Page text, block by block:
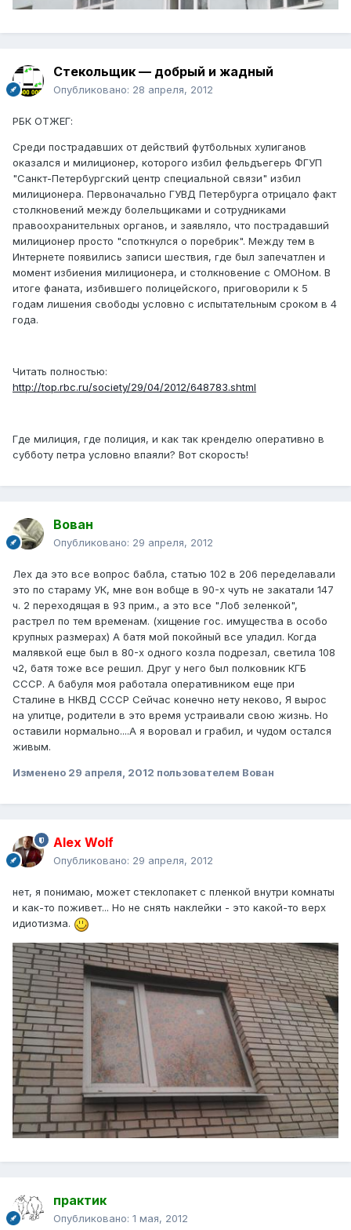
Стекольщик — добрый и жадный
Опубликовано: 28 апреля, 2012
РБК ОТЖЕГ:
Среди пострадавших от действий футбольных хулиганов
оказался и милиционер, которого избил фельдъегерь ФГУП
"Санкт-Петербургский центр специальной связи" избил
милиционера. Первоначально ГУВД Петербурга отрицало факт
столкновений между болельщиками и сотрудниками
правоохранительных органов, и заявляло, что пострадавший
милиционер просто "споткнулся о поребрик". Между тем в
Интернете появились записи шествия, где был запечатлен и
момент избиения милиционера, и столкновение с ОМОНом. В
итоге фаната, избившего полицейского, приговорили к 5
годам лишения свободы условно с испытательным сроком в 4
года.
Читать полностью:
http://top.rbc.ru/society/29/04/2012/648783.shtml
Где милиция, где полиция, и как так кренделю оперативно в
субботу петра условно впаяли? Вот скорость!
Вован
Опубликовано: 29 апреля, 2012
Лех да это все вопрос бабла, статью 102 в 206 переделавали
это по стараму УК, мне вон вобще в 90-х чуть не закатали 147
ч. 2 переходящая в 93 прим., а это все "Лоб зеленкой",
растрел по тем временам. (хищение гос. имущества в особо
крупных размерах) А батя мой покойный все уладил. Когда
малявкой еще был в 80-х одного козла подрезал, светила 108
ч2, батя тоже все решил. Друг у него был полковник КГБ
СССР. А бабуля моя работала оперативником еще при
Сталине в НКВД СССР Сейчас конечно нету неково, Я вырос
на улитце, родители в это время устраивали свою жизнь. Но
оставили нормально....А я воровал и грабил, и чудом остался
живым.
Изменено 29 апреля, 2012 пользователем Вован
Alex Wolf
Опубликовано: 29 апреля, 2012
нет, я понимаю, может стеклопакет с пленкой внутри комнаты
и как-то поживет... Но не снять наклейки - это какой-то верх
идиотизма.
практик
Опубликовано: 1 мая, 2012